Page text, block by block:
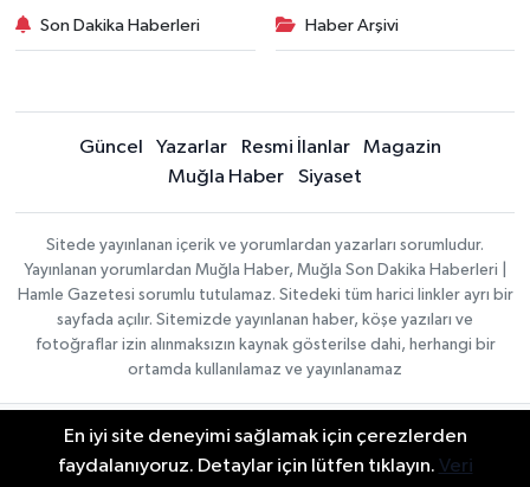
Son Dakika Haberleri Haber Arşivi
Güncel Yazarlar Resmi İlanlar
Magazin
Muğla Haber
Siyaset
Sitede yayınlanan içerik ve yorumlardan yazarları sorumludur.
Yayınlanan yorumlardan Muğla Haber, Muğla Son Dakika Haberleri |
Hamle Gazetesi sorumlu tutulamaz. Sitedeki tüm harici linkler ayrı bir
sayfada açılır. Sitemizde yayınlanan haber, köşe yazıları ve
fotoğraflar izin alınmaksızın kaynak gösterilse dahi, herhangi bir
ortamda kullanılamaz ve yayınlanamaz
Gizlilik Sözleşmesi
Veri Politikası
Yayın İlkeleri
Haber Yazılımı:
TE Bilişim
| Copyright © 2026
En iyi site deneyimi sağlamak için çerezlerden
faydalanıyoruz. Detaylar için lütfen tıklayın. Veri